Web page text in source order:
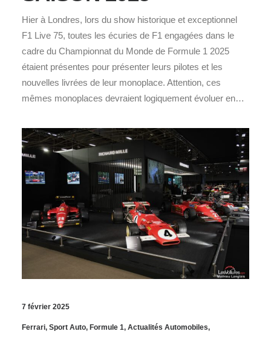
Hier à Londres, lors du show historique et exceptionnel
F1 Live 75, toutes les écuries de F1 engagées dans le
cadre du Championnat du Monde de Formule 1 2025
étaient présentes pour présenter leurs pilotes et les
nouvelles livrées de leur monoplace. Attention, ces
mêmes monoplaces devraient logiquement évoluer en…
7 février 2025
Ferrari, Sport Auto, Formule 1, Actualités Automobiles,